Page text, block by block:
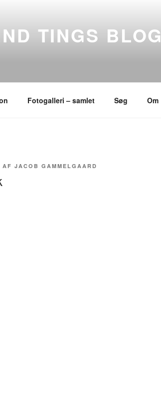
TINGS BLOG
Fotogalleri – samlet Søg Om
AF JACOB GAMMELGAARD